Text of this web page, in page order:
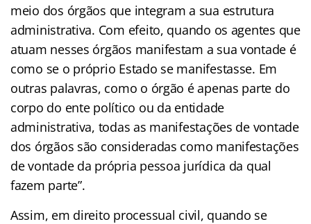
meio dos órgãos que integram a sua estrutura
administrativa. Com efeito, quando os agentes que
atuam nesses órgãos manifestam a sua vontade é
como se o próprio Estado se manifestasse. Em
outras palavras, como o órgão é apenas parte do
corpo do ente político ou da entidade
administrativa, todas as manifestações de vontade
dos órgãos são consideradas como manifestações
de vontade da própria pessoa jurídica da qual
fazem parte”.
Assim, em direito processual civil, quando se